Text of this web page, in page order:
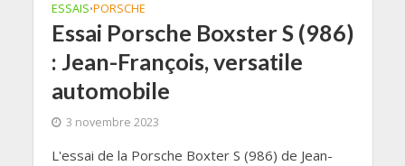
ESSAIS•PORSCHE
Essai Porsche Boxster S (986)
: Jean-François, versatile
automobile
3 novembre 2023
L'essai de la Porsche Boxter S (986) de Jean-